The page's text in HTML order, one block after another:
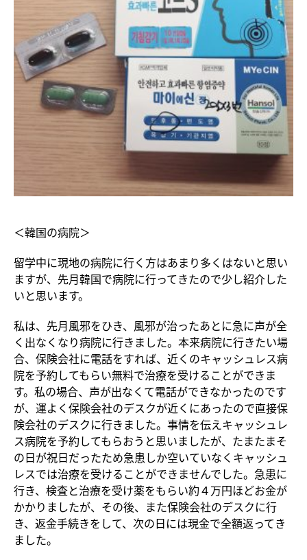
＜韓国の病院＞
留学中に現地の病院に行く方はあまり多くはないと思い
ますが、先月韓国で病院に行ってきたので少し紹介した
いと思います。
私は、先月風邪をひき、風邪が治ったあとに急に声が全
く出なくなり病院に行きました。本来病院に行きたい場
合、保険会社に電話をすれば、近くのキャッシュレス病
院を予約してもらい無料で治療を受けることができま
す。私の場合、声が出なくて電話ができなかったのです
が、運よく保険会社のデスクが近くにあったので直接保
険会社のデスクに行きました。事情を伝えキャッシュレ
ス病院を予約してもらおうと思いましたが、たまたまそ
の日が祝日だったため急患しか空いていなくキャッシュ
レスでは治療を受けることができませんでした。急患に
行き、検査と治療を受け薬をもらい約４万円ほどお金が
かかりましたが、その後、また保険会社のデスクに行
き、返金手続きをして、次の日には現金で全額返ってき
ました。